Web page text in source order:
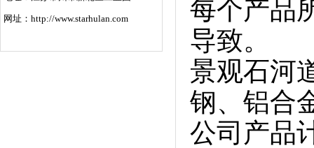
每个产品
导致。
景观石河
钢、铝合
公司产品
网址：http://www.starhulan.com